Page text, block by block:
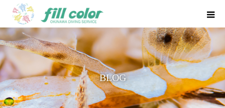
BLOG